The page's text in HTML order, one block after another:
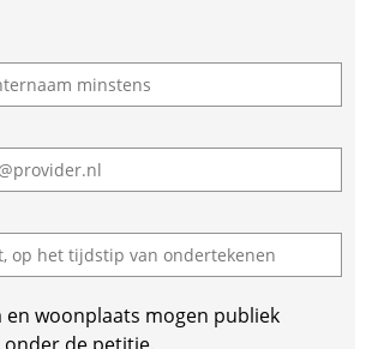
en woonplaats mogen publiek